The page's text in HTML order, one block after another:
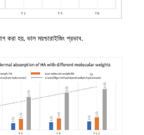
করা হয়, ভাল ময়শ্চারাইজিং প্রভাব.